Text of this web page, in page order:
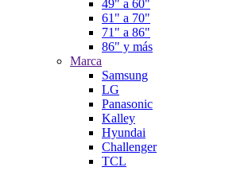
49" a 60"
61" a 70"
71" a 86"
86" y más
Marca
Samsung
LG
Panasonic
Kalley
Hyundai
Challenger
TCL